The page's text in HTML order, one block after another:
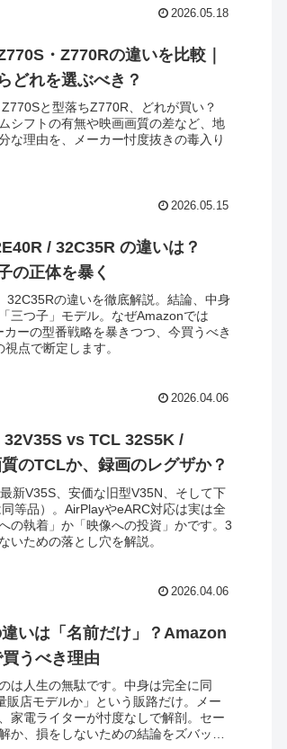
2026.05.18
・Z770Rの違いを比較｜
どれを選ぶべき？
と型落ちZ770R、どれが買い？
シフトの有無や映画画質の差など、地
な理由を、メーカー忖度抜きの毒入り
2026.05.15
/ 32C35R の違いは？
の正体を暴く
32C35Rの違いを徹底解説。結論、中身
三つ子」モデル。なぜAmazonでは
ーの型番戦略を暴きつつ、今買うべき
点で断定します。
2026.04.06
vs TCL 32S5K /
のTCLか、録画のレグザか？
新V35S、安価な旧型V35N、そして下
等品）。AirPlayやeARC対応は実は全
の執着」か「映像への投資」かです。3
いための落とし穴を解説。
2026.04.06
いは「名前だけ」？Amazon
うべき理由
は人生の無駄です。中身は完全に同
販店モデルか」という販路だけ。メー
家電ライターが忖度なしで解剖。セー
か、損をしないための結論をズバッと